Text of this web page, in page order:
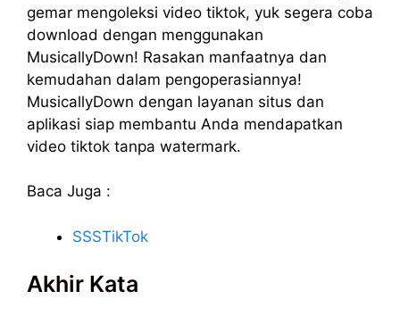
gemar mengoleksi video tiktok, yuk segera coba
download dengan menggunakan
MusicallyDown! Rasakan manfaatnya dan
kemudahan dalam pengoperasiannya!
MusicallyDown dengan layanan situs dan
aplikasi siap membantu Anda mendapatkan
video tiktok tanpa watermark.
Baca Juga :
SSSTikTok
Akhir Kata